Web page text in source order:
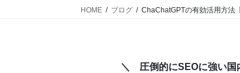
HOME ブログ ChaChatGPTの有効活用方法
＼ 圧倒的にSEOに強い国